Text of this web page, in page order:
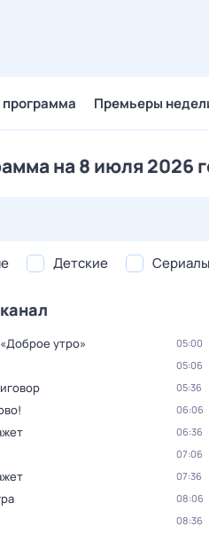
Премьеры
на 8 июля 2026
Детские Сериалы
утро» 05:00
05:06
05:36
06:06
06:36
07:06
07:36
08:06
08:36